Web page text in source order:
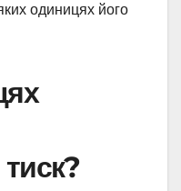
одиницях його